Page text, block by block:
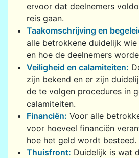
ervoor dat deelnemers
reis gaan.
Taakomschrijving en
alle betrokkene duidelijk
en hoe de deelnemers
Veiligheid en calamiteiten:
zijn bekend en er zijn
de te volgen procedures in
calamiteiten.
Financiën: Voor alle
voor hoeveel financiën
hoe het geld wordt besteed.
Thuisfront: Duidelijk is wat